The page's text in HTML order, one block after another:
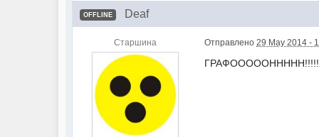
OFFLINE Deaf
Старшина Отправлено 29 May 2014 -